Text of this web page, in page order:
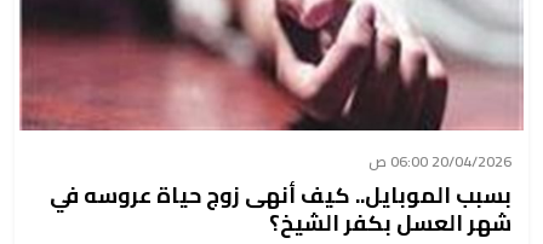
20/04/2026 06:00 ص
بسبب الموبايل.. كيف أنهى زوج حياة عروسه في
شهر العسل بكفر الشيخ؟